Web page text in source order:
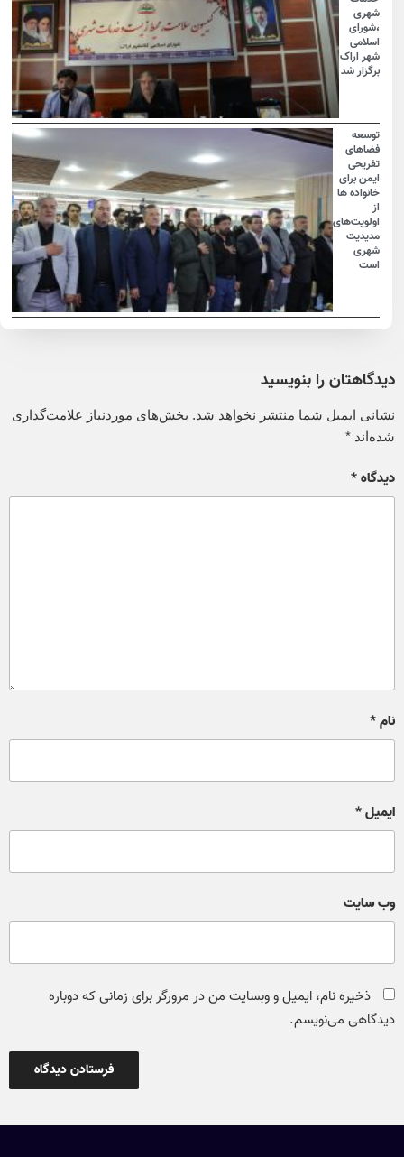
شهری
،شورای
اسلامی
شهر اراک
برگزار شد
توسعه
فضاهای
تفریحی
ایمن برای
خانواده ها
اولویت‌های
مدیدیت
شهری
است
دیدگاهتان را بنویسید
نشانی ایمیل شما منتشر نخواهد شد. بخش‌های موردنیاز علامت‌گذاری
شده‌اند*
دیدگاه*
نام*
ایمیل*
وب‌ سایت
ذخیره نام، ایمیل و وبسایت من در مرورگر برای زمانی که دوباره
دیدگاهی می‌نویسم.